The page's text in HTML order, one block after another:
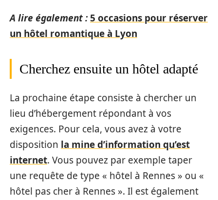
A lire également : 5 occasions pour réserver
un hôtel romantique à Lyon
Cherchez ensuite un hôtel adapté
La prochaine étape consiste à chercher un
lieu d’hébergement répondant à vos
exigences. Pour cela, vous avez à votre
disposition la mine d’information qu’est
internet. Vous pouvez par exemple taper
une requête de type « hôtel à Rennes » ou «
hôtel pas cher à Rennes ». Il est également